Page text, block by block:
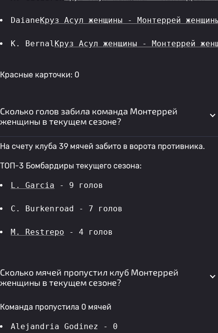
DaianeКруз Асул женщины - Монтеррей
K. BernalКруз Асул женщины - Монтеррей
Красные карточки: 0
Сколько голов забила команда Монтеррей
женщины в текущем сезоне?
На счету клуба 39 мячей забито в ворота противника.
ТОП-3 Бомбардиры текущего сезона:
L. Garcia - 9 голов
C. Burkenroad - 7 голов
M. Restrepo - 4 голов
Сколько мячей пропустил клуб Монтеррей
женщины в текущем сезоне?
Команда пропустила 0 мячей
Alejandria Godinez - 0